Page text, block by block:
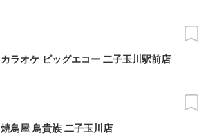
カラオケ ビッグエコー 二子玉川駅前店
焼鳥屋 鳥貴族 二子玉川店